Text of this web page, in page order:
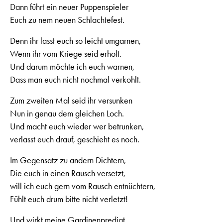
Dann führt ein neuer Puppenspieler
Euch zu nem neuen Schlachtefest.
Denn ihr lasst euch so leicht umgarnen,
Wenn ihr vom Kriege seid erholt.
Und darum möchte ich euch warnen,
Dass man euch nicht nochmal verkohlt.
Zum zweiten Mal seid ihr versunken
Nun in genau dem gleichen Loch.
Und macht euch wieder wer betrunken,
verlasst euch drauf, geschieht es noch.
Im Gegensatz zu andern Dichtern,
Die euch in einen Rausch versetzt,
will ich euch gern vom Rausch entnüchtern,
Fühlt euch drum bitte nicht verletzt!